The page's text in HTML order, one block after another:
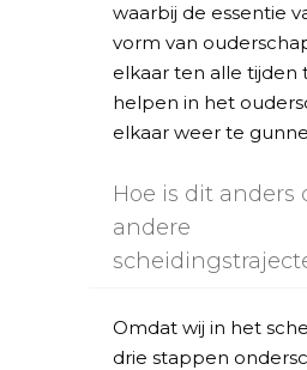
waarbij de essentie
vorm van
elkaar ten alle tijden
helpen in het
elkaar weer te
Hoe is dit anders
andere
Omdat wij in het
drie stappen